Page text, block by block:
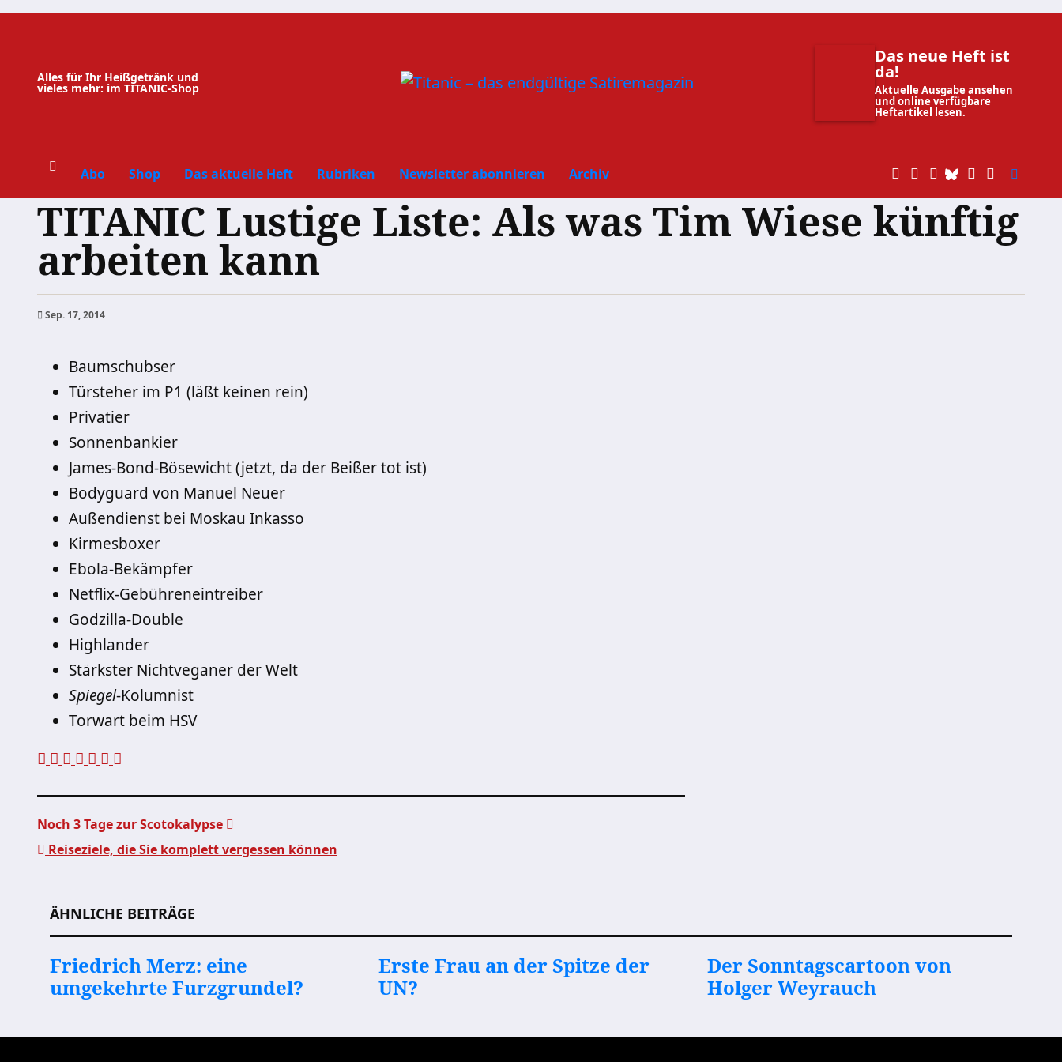
Zum
Alles für Ihr Heißgetränk und
vieles mehr: im TITANIC-Shop
Das neue Heft ist
da!
Aktuelle Ausgabe ansehen
und online verfügbare
Heftartikel lesen.
Abo Shop Das aktuelle Heft Rubriken Newsletter abonnieren Archiv
TITANIC Lustige Liste: Als was Tim Wiese künftig
arbeiten kann
Sep. 17, 2014
Baumschubser
Türsteher im P1 (läßt keinen rein)
Privatier
Sonnenbankier
James-Bond-Bösewicht (jetzt, da der Beißer tot ist)
Bodyguard von Manuel Neuer
Außendienst bei Moskau Inkasso
Kirmesboxer
Ebola-Bekämpfer
Netflix-Gebühreneintreiber
Godzilla-Double
Highlander
Stärkster Nichtveganer der Welt
Spiegel-Kolumnist
Torwart beim HSV
Noch 3 Tage zur Scotokalypse
Reiseziele, die Sie komplett vergessen können
ÄHNLICHE BEITRÄGE
Friedrich Merz: eine
umgekehrte Furzgrundel?
Erste Frau an der Spitze der
UN?
Der Sonntagscartoon von
Holger Weyrauch